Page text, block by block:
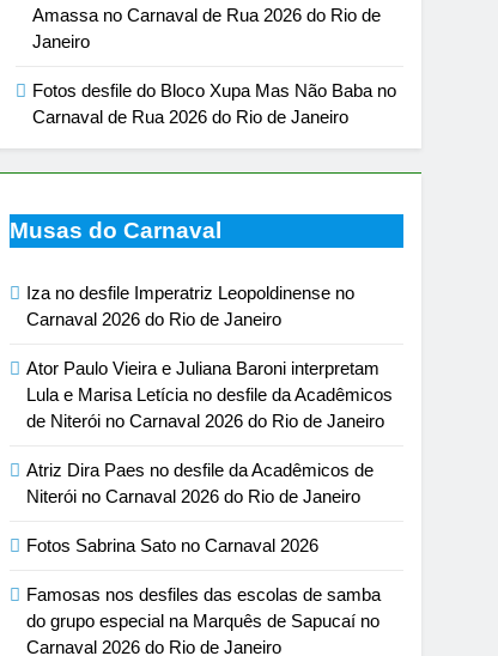
Amassa no Carnaval de Rua 2026 do Rio de
Janeiro
Fotos desfile do Bloco Xupa Mas Não Baba no
Carnaval de Rua 2026 do Rio de Janeiro
Musas do Carnaval
Iza no desfile Imperatriz Leopoldinense no
Carnaval 2026 do Rio de Janeiro
Ator Paulo Vieira e Juliana Baroni interpretam
Lula e Marisa Letícia no desfile da Acadêmicos
de Niterói no Carnaval 2026 do Rio de Janeiro
Atriz Dira Paes no desfile da Acadêmicos de
Niterói no Carnaval 2026 do Rio de Janeiro
Fotos Sabrina Sato no Carnaval 2026
Famosas nos desfiles das escolas de samba
do grupo especial na Marquês de Sapucaí no
Carnaval 2026 do Rio de Janeiro